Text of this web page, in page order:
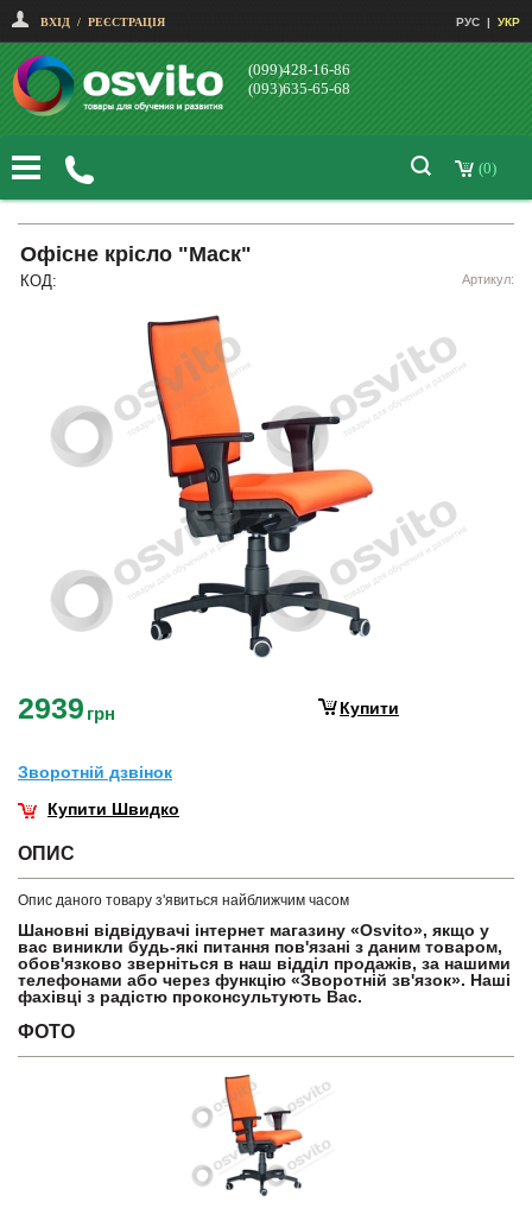
ВХІД / РЕЄСТРАЦІЯ РУС | УКР
(099)428-16-86
(093)635-65-68
(0)
Офісне крісло "Маск"
КОД: Артикул:
2939 грн Купити
Зворотнiй дзвiнок
Купити Швидко
ОПИС
Опис даного товару з'явиться найближчим часом
Шановні відвідувачі інтернет магазину «Osvito», якщо у
вас виникли будь-які питання пов'язані з даним товаром,
обов'язково зверніться в наш відділ продажів, за нашими
телефонами або через функцію «Зворотній зв'язок». Наші
фахівці з радістю проконсультують Вас.
ФОТО